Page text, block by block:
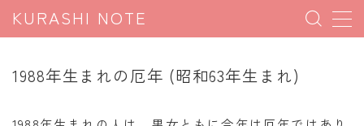
KURASHI NOTE
1988年生まれの厄年 (昭和63年生まれ)